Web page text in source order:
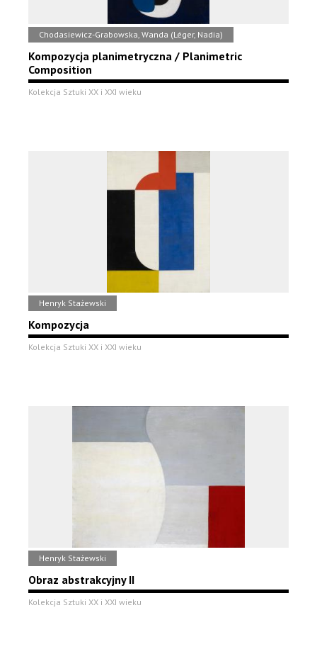
Chodasiewicz-Grabowska, Wanda (Léger, Nadia)
Kompozycja planimetryczna / Planimetric
Composition
Kolekcja Sztuki XX i XXI wieku
Henryk Stażewski
Kompozycja
Kolekcja Sztuki XX i XXI wieku
Henryk Stażewski
Obraz abstrakcyjny II
Kolekcja Sztuki XX i XXI wieku